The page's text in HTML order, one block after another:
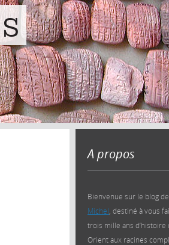
A propos
Bienvenue sur le blog de
Michel , destiné à vous
trois mille ans d’histoire
Orient aux racines